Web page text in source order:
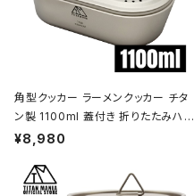
角型クッカー ラーメンクッカー チタ
ン製 1100ml 蓋付き 折りたたみハン
ドル付 超軽量 頑丈 直火OK 鍋 フラ
ンプ アウトドア キャンプ用品 収納袋
付き
¥8,980